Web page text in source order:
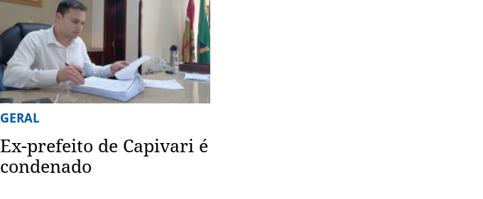
GERAL
Ex-prefeito de Capivari é
condenado